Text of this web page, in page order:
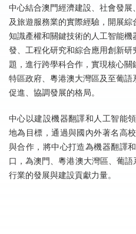
中心結合澳門經濟建設、社會發
及旅遊服務業的實際經驗，開展
知識產權和關鍵技術的人工智能機
發、工程化研究和綜合應用創新
題，進行跨學科合作，實現核心
特區政府、粵港澳大灣區及至葡語
促進、協調發展的格局。
中心以建設機器翻譯和人工智能
地為目標，通過與國內外著名高
與合作，將中心打造為機器翻譯
口，為澳門、粵港澳大灣區、葡
行業的發展與建設貢獻力量。